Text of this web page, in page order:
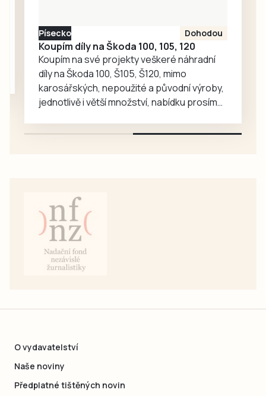
Písecko Dohodou
Koupím díly na Škoda 100, 105, 120
Koupím na své projekty veškeré náhradní
díly na Škoda 100, Š105, Š120, mimo
karosářských, nepoužité a původní výroby,
jednotlivě i větší množství, nabídku prosím
O vydavatelství
Naše noviny
Předplatné tištěných novin